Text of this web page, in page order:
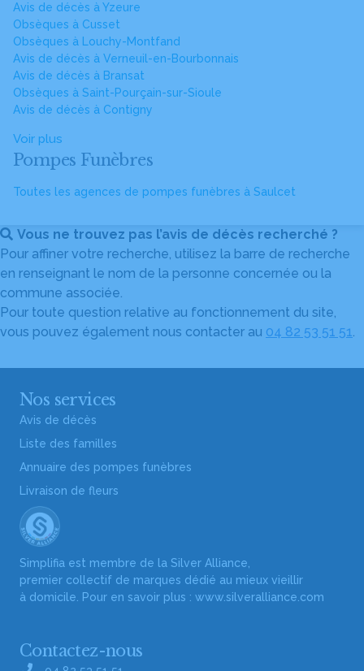
Avis de décès à Yzeure
Obsèques à Cusset
Obsèques à Louchy-Montfand
Avis de décès à Verneuil-en-Bourbonnais
Avis de décès à Bransat
Obsèques à Saint-Pourçain-sur-Sioule
Avis de décès à Contigny
Voir plus
Pompes Funèbres
Toutes les agences de pompes funèbres à Saulcet
Vous ne trouvez pas l’avis de décès recherché ?
Pour affiner votre recherche, utilisez la barre de recherche
en renseignant le nom de la personne concernée ou la
commune associée.
Pour toute question relative au fonctionnement du site,
vous pouvez également nous contacter au 04 82 53 51 51.
Nos services
Avis de décès
Liste des familles
Annuaire des pompes funèbres
Livraison de fleurs
Simplifia est membre de la Silver Alliance,
premier collectif de marques dédié au mieux vieillir
à domicile. Pour en savoir plus : www.silveralliance.com
Contactez-nous